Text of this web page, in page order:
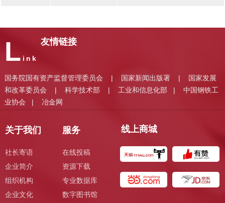
关于我们
社长寄语
企业简介
组织机构
企业文化
服务
在线投稿
资源下载
专业数据库
数字图书馆
线上商城
国务院国有资产监督管理委员会 | 国家新闻出版署 | 国家发展
和改革委员会 | 科学技术部 | 工业和信息化部 | 中国钢铁工
业协会 | 冶金网
L ink
友情链接